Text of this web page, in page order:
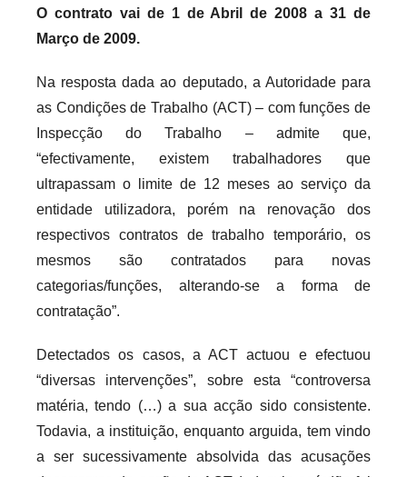
O contrato vai de 1 de Abril de 2008 a 31 de
Março de 2009.
Na resposta dada ao deputado, a Autoridade para
as Condições de Trabalho (ACT) – com funções de
Inspecção do Trabalho – admite que,
“efectivamente, existem trabalhadores que
ultrapassam o limite de 12 meses ao serviço da
entidade utilizadora, porém na renovação dos
respectivos contratos de trabalho temporário, os
mesmos são contratados para novas
categorias/funções, alterando-se a forma de
contratação”.
Detectados os casos, a ACT actuou e efectuou
“diversas intervenções”, sobre esta “controversa
matéria, tendo (…) a sua acção sido consistente.
Todavia, a instituição, enquanto arguida, tem vindo
a ser sucessivamente absolvida das acusações